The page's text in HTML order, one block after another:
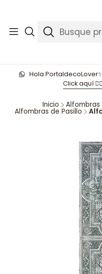
Hola
Click aquí
Inicio Alfombras
Alfombras de Pasillo